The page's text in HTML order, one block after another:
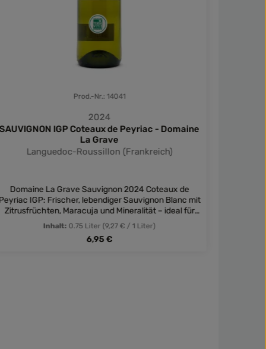
Prod.-Nr.: 14041
2024
SAUVIGNON IGP Coteaux de Peyriac - Domaine
La Grave
Languedoc-Roussillon (Frankreich)
Domaine La Grave Sauvignon 2024 Coteaux de
IGP: Frischer, lebendiger Sauvignon Blanc mit
Zitrusfrüchten, Maracuja und Mineralität – ideal für
Sommertage und leichte Gerichte.
Inhalt: 0.75 Liter (9,27 € / 1 Liter)
Regulärer Preis:
6,95 €